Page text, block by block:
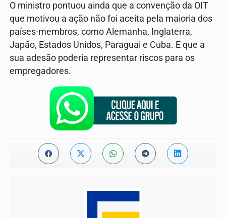
O ministro pontuou ainda que a convenção da OIT
que motivou a ação não foi aceita pela maioria dos
países-membros, como Alemanha, Inglaterra,
Japão, Estados Unidos, Paraguai e Cuba. E que a
sua adesão poderia representar riscos para os
empregadores.